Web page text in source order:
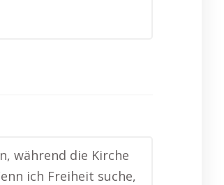
während die Kirche
ich Freiheit suche,